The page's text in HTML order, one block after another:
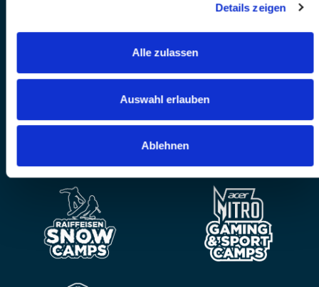
Details zeigen
Alle zulassen
Auswahl erlauben
Ablehnen